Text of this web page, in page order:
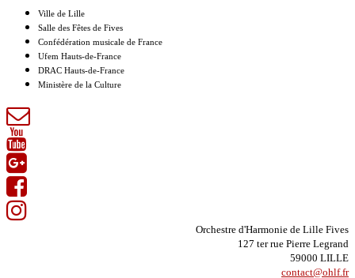
Ville de Lille
Salle des Fêtes de Fives
Confédération musicale de France
Ufem Hauts-de-France
DRAC Hauts-de-France
Ministère de la Culture
Orchestre d'Harmonie de Lille Fives
127 ter rue Pierre Legrand
59000 LILLE
contact@ohlf.fr